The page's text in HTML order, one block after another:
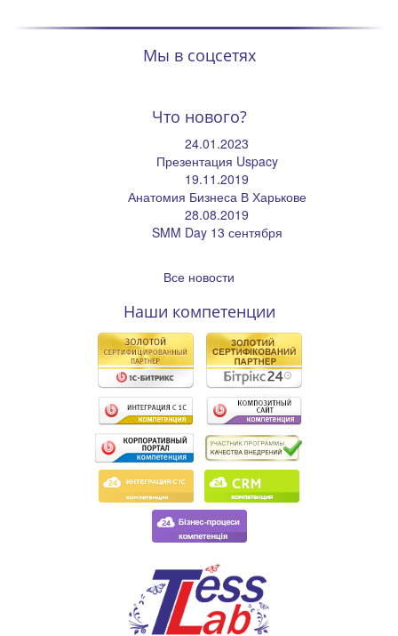
Мы в соцсетях
Что нового?
24.01.2023
Презентация Uspacy
19.11.2019
Анатомия Бизнеса В Харькове
28.08.2019
SMM Day 13 сентября
Все новости
Наши компетенции